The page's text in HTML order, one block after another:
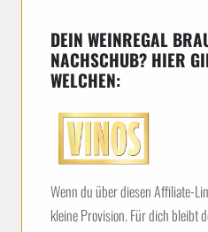
DEIN WEINREGAL
NACHSCHUB? HIER
WELCHEN:
Wenn du über diesen Affiliate-
kleine Provision. Für dich bleibt